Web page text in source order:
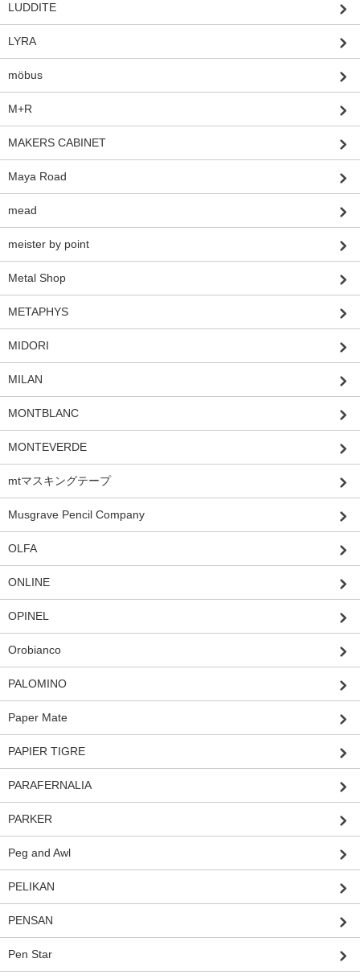
LUDDITE
LYRA
möbus
M+R
MAKERS CABINET
Maya Road
mead
meister by point
Metal Shop
METAPHYS
MIDORI
MILAN
MONTBLANC
MONTEVERDE
mtマスキングテープ
Musgrave Pencil Company
OLFA
ONLINE
OPINEL
Orobianco
PALOMINO
Paper Mate
PAPIER TIGRE
PARAFERNALIA
PARKER
Peg and Awl
PELIKAN
PENSAN
Pen Star